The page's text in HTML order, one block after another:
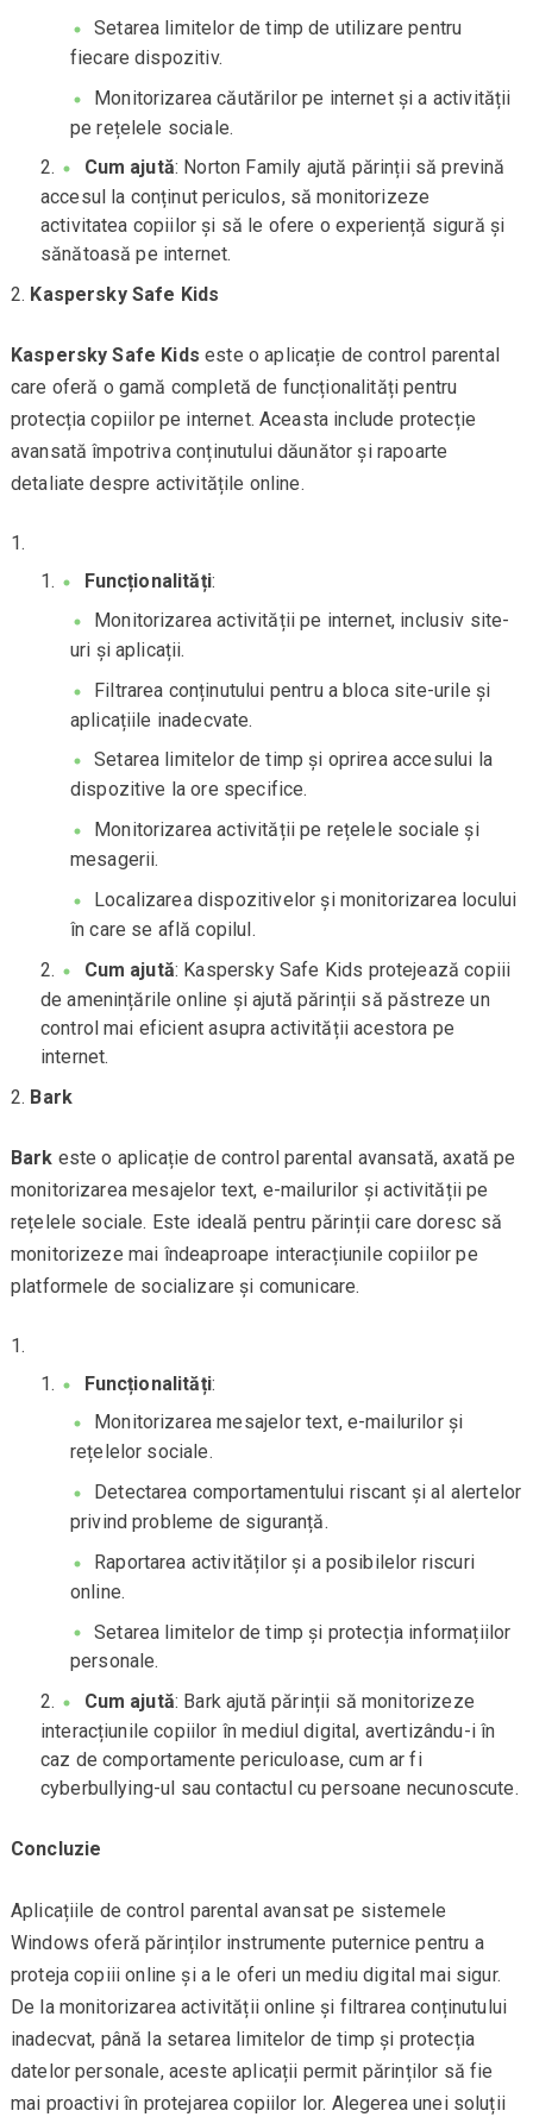
Setarea limitelor de timp de utilizare pentru
fiecare dispozitiv.
Monitorizarea căutărilor pe internet și a activității
pe rețelele sociale.
Cum ajută: Norton Family ajută părinții să prevină
accesul la conținut periculos, să monitorizeze
activitatea copiilor și să le ofere o experiență sigură și
sănătoasă pe internet.
Kaspersky Safe Kids
Kaspersky Safe Kids este o aplicație de control parental
care oferă o gamă completă de funcționalități pentru
protecția copiilor pe internet. Aceasta include protecție
avansată împotriva conținutului dăunător și rapoarte
detaliate despre activitățile online.
Funcționalități:
Monitorizarea activității pe internet, inclusiv site-
uri și aplicații.
Filtrarea conținutului pentru a bloca site-urile și
aplicațiile inadecvate.
Setarea limitelor de timp și oprirea accesului la
dispozitive la ore specifice.
Monitorizarea activității pe rețelele sociale și
mesagerii.
Localizarea dispozitivelor și monitorizarea locului
în care se află copilul.
Cum ajută: Kaspersky Safe Kids protejează copiii
de amenințările online și ajută părinții să păstreze un
control mai eficient asupra activității acestora pe
internet.
Bark
Bark este o aplicație de control parental avansată, axată pe
monitorizarea mesajelor text, e-mailurilor și activității pe
rețelele sociale. Este ideală pentru părinții care doresc să
monitorizeze mai îndeaproape interacțiunile copiilor pe
platformele de socializare și comunicare.
Funcționalități:
Monitorizarea mesajelor text, e-mailurilor și
rețelelor sociale.
Detectarea comportamentului riscant și al alertelor
privind probleme de siguranță.
Raportarea activităților și a posibilelor riscuri
online.
Setarea limitelor de timp și protecția informațiilor
personale.
Cum ajută: Bark ajută părinții să monitorizeze
interacțiunile copiilor în mediul digital, avertizându-i în
caz de comportamente periculoase, cum ar fi
cyberbullying-ul sau contactul cu persoane necunoscute.
Concluzie
Aplicațiile de control parental avansat pe sistemele
Windows oferă părinților instrumente puternice pentru a
proteja copiii online și a le oferi un mediu digital mai sigur.
De la monitorizarea activității online și filtrarea conținutului
inadecvat, până la setarea limitelor de timp și protecția
datelor personale, aceste aplicații permit părinților să fie
mai proactivi în protejarea copiilor lor. Alegerea unei soluții